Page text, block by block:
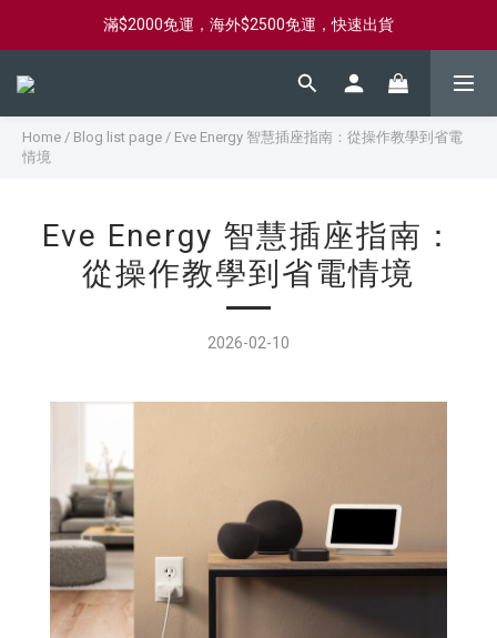
新會員首購滿$2000，送購物金$2000
滿$2000免運，海外$2500免運，快速出貨
新會員首購滿$2000，送購物金$2000
Home / Blog list page / Eve Energy 智慧插座指南：從操作教學到省電
情境
Eve Energy 智慧插座指南：
從操作教學到省電情境
2026-02-10